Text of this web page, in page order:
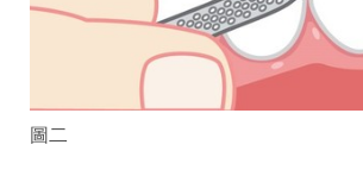
圖二